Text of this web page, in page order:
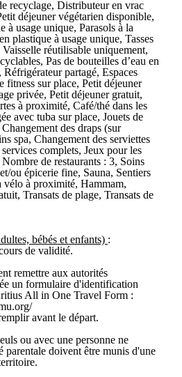
recyclage, Distributeur en vrac
déjeuner végétarien disponible,
à usage unique, Parasols à la
plastique à usage unique, Tasses
réutilisable uniquement,
Pas de bouteilles d’eau en
partagé, Espaces
fitness sur place, Petit déjeuner
privée, Petit déjeuner gratuit,
à proximité, Café/thé dans les
avec tuba sur place, Jouets de
des draps (sur
spa, Changement des serviettes
complets, Jeux pour les
de restaurants : 3, Soins
ou épicerie fine, Sauna, Sentiers
vélo à proximité, Hammam,
Transats de plage, Transats de
bébés et enfants) :
de validité.
remettre aux autorités
un formulaire d'identification
All in One Travel Form :
avant le départ.
ou avec une personne ne
parentale doivent être munis d'une